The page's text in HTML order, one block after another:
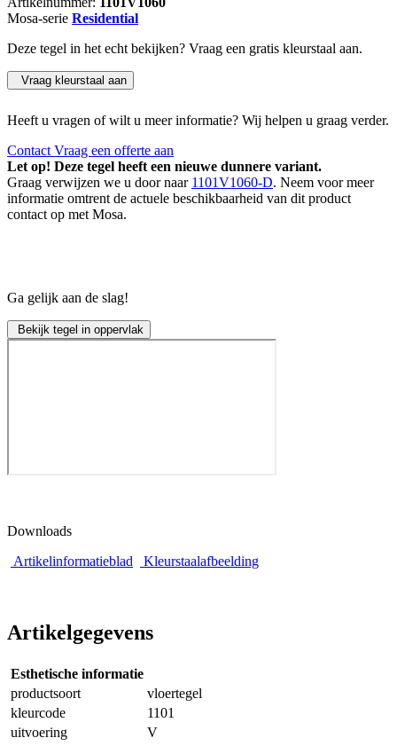
Mosa-serie Residential
Deze tegel in het echt bekijken? Vraag een gratis kleurstaal aan.
Vraag kleurstaal aan
Heeft u vragen of wilt u meer informatie? Wij helpen u graag verder.
Contact Vraag een offerte aan
Let op! Deze tegel heeft een nieuwe dunnere variant.
Graag verwijzen we u door naar 1101V1060-D. Neem voor meer
informatie omtrent de actuele beschikbaarheid van dit product
contact op met Mosa.
Ga gelijk aan de slag!
Bekijk tegel in oppervlak
Downloads
Artikelinformatieblad
Kleurstaalafbeelding
Artikelgegevens
Esthetische informatie
productsoort
vloertegel
kleurcode
1101
uitvoering
V